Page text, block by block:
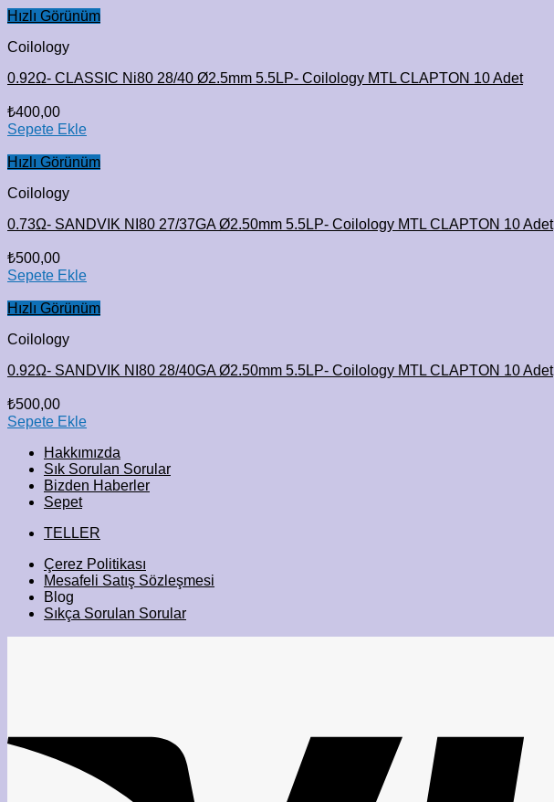
Hızlı Görünüm
Coilology
0.92Ω- CLASSIC Ni80 28/40 Ø2.5mm 5.5LP- Coilology MTL CLAPTON 10 Adet
₺400,00
Sepete Ekle
Hızlı Görünüm
Coilology
0.73Ω- SANDVIK NI80 27/37GA Ø2.50mm 5.5LP- Coilology MTL CLAPTON 10 Adet
₺500,00
Sepete Ekle
Hızlı Görünüm
Coilology
0.92Ω- SANDVIK NI80 28/40GA Ø2.50mm 5.5LP- Coilology MTL CLAPTON 10 Adet
₺500,00
Sepete Ekle
Hakkımızda
Sık Sorulan Sorular
Bizden Haberler
Sepet
TELLER
Çerez Politikası
Mesafeli Satış Sözleşmesi
Blog
Sıkça Sorulan Sorular